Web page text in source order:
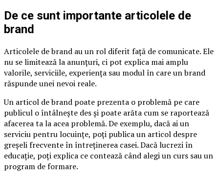
De ce sunt importante articolele de
brand
Articolele de brand au un rol diferit față de comunicate. Ele
nu se limitează la anunțuri, ci pot explica mai amplu
valorile, serviciile, experiența sau modul în care un brand
răspunde unei nevoi reale.
Un articol de brand poate prezenta o problemă pe care
publicul o întâlnește des și poate arăta cum se raportează
afacerea ta la acea problemă. De exemplu, dacă ai un
serviciu pentru locuințe, poți publica un articol despre
greșeli frecvente în întreținerea casei. Dacă lucrezi în
educație, poți explica ce contează când alegi un curs sau un
program de formare.